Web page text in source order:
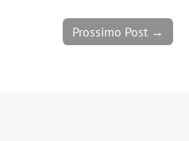
Prossimo Post →